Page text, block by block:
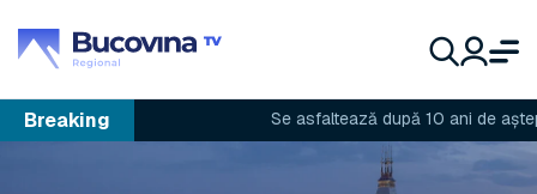
Breaking Se asfaltează după 10 ani de așteptare